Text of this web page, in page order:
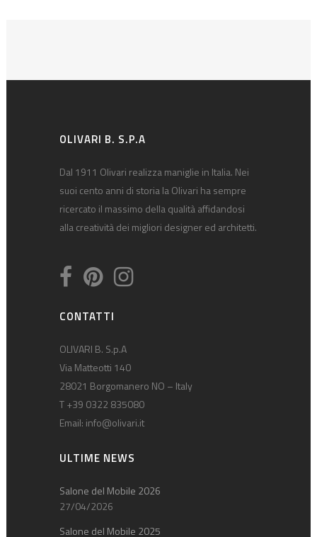
OLIVARI B. S.P.A
Dal 1911 Olivari realizza maniglie in Italia. Nei
suoi cento anni di storia la Olivari ha sempre
ricercato il massimo della qualità affidandosi
alla creatività dei migliori designer ed architetti.
CONTATTI
OLIVARI B. S.p.A
Via Matteotti 140
28021 Borgomanero NO – Italy
T +39 0322 835080
Email: info@olivari.it
ULTIME NEWS
Salone del Mobile 2026
27/04/2026
Salone del Mobile 2025